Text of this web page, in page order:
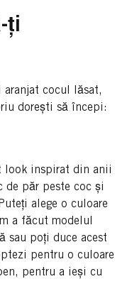
ți
cocul lăsat,
dorești să începi:
look inspirat din anii
de păr peste coc și
alege o culoare
a făcut modelul
sau poți duce acest
pentru o culoare
pentru a ieși cu